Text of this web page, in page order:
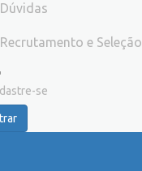
Dúvidas
Recrutamento e Seleção
se